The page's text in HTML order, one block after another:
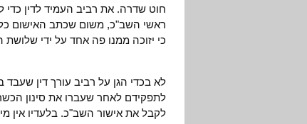
חוט שדרה. את רביב העמיד לדין
ראשי השב"כ, משום שכתב האישום
כי יזוכה ממנו פה אחד על ידי שלושת
לא בכדי הגן על רביב עורך דין
לתפקידם לאחר שעברו את סינון
לקבל את אישור השב"כ. בלעדיו אין